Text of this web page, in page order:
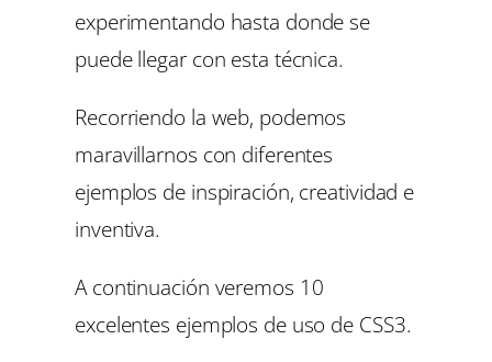
experimentando hasta donde se
puede llegar con esta técnica.
Recorriendo la web, podemos
maravillarnos con diferentes
ejemplos de inspiración, creatividad e
inventiva.
A continuación veremos 10
excelentes ejemplos de uso de CSS3.